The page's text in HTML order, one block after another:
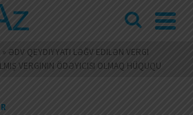
» ƏDV QEYDIYYATI LƏĞV EDILƏN VERGI
VERGININ ÖDƏYICISI OLMAQ HÜQUQU